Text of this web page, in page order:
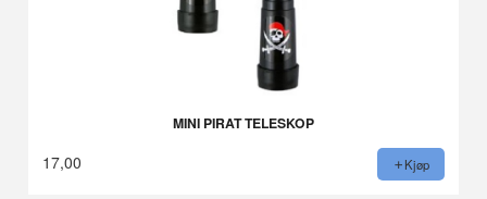
MINI PIRAT TELESKOP
17,00 Kjøp